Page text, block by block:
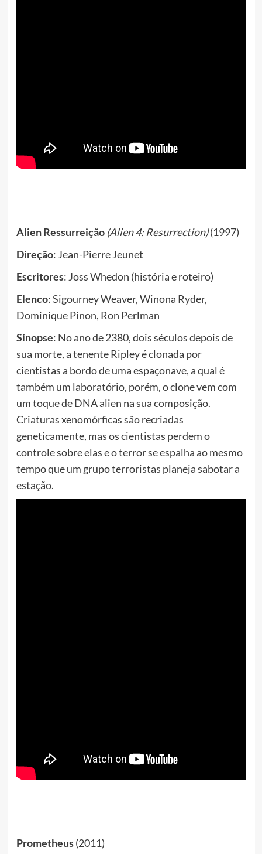
Alien Ressurreição (Alien4: Resurrection)(1997)
Direção: Jean-Pierre Jeunet
Escritores: Joss Whedon (história e roteiro)
Elenco: Sigourney Weaver, Winona Ryder,
Dominique Pinon, Ron Perlman
Sinopse: No ano de 2380, dois séculos depois de
sua morte, a tenente Ripley é clonada por
cientistas a bordo de uma espaçonave, a qual é
também um laboratório, porém, o clone vem com
um toque de DNA alien na sua composição.
Criaturas xenomórficas são recriadas
geneticamente, mas os cientistas perdem o
controle sobre elas e o terror se espalha ao mesmo
tempo que um grupo terroristas planeja sabotar a
estação.
Prometheus(2011)